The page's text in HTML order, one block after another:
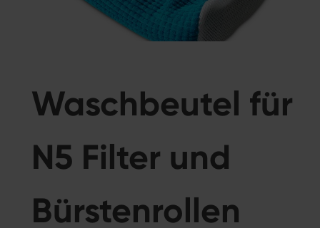
Waschbeutel für
N5 Filter und
Bürstenrollen